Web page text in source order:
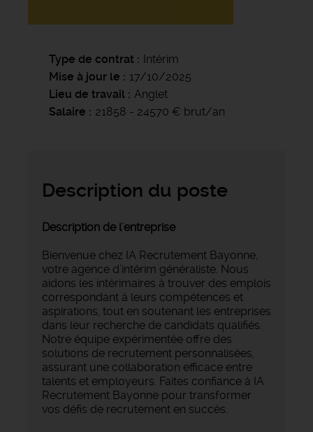
Type de contrat
Intérim
Mise à jour le
17/10/2025
Lieu de travail
Anglet
Salaire
21858 - 24570 € brut/an
Description du poste
Description de l'entreprise
Bienvenue chez IA Recrutement Bayonne,
votre agence d’intérim généraliste. Nous
aidons les intérimaires à trouver des emplois
correspondant à leurs compétences et
aspirations, tout en soutenant les entreprises
dans leur recherche de candidats qualifiés.
Notre équipe expérimentée offre des
solutions de recrutement personnalisées,
assurant une collaboration efficace entre
talents et employeurs. Faites confiance à IA
Recrutement Bayonne pour transformer
vos défis de recrutement en succès.